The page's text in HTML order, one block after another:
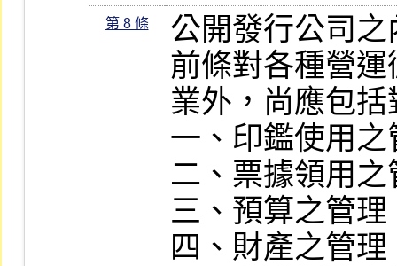
第 8 條
公開發行公司
前條對各種營
業外，尚應包
一、印鑑使用之
二、票據領用之
三、預算之管理
四、財產之管理